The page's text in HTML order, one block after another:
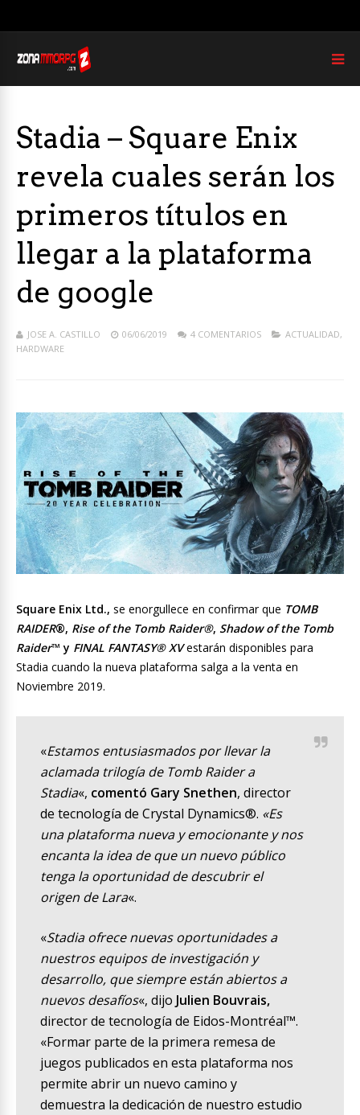
Stadia – Square Enix
revela cuales serán los
primeros títulos en
llegar a la plataforma
de google
JOSE A. CASTILLO 06/06/2019 4 COMENTARIOS ACTUALIDAD,
HARDWARE
Square Enix Ltd., se enorgullece en confirmar que TOMB
RAIDER®, Rise of the Tomb Raider®, Shadow of the Tomb
Raider™ y FINAL FANTASY® XV estarán disponibles para
Stadia cuando la nueva plataforma salga a la venta en
Noviembre 2019.
«Estamos entusiasmados por llevar la
aclamada trilogía de Tomb Raider a
Stadia«, comentó Gary Snethen, director
de tecnología de Crystal Dynamics®. «Es
una plataforma nueva y emocionante y nos
encanta la idea de que un nuevo público
tenga la oportunidad de descubrir el
origen de Lara«.
«Stadia ofrece nuevas oportunidades a
nuestros equipos de investigación y
desarrollo, que siempre están abiertos a
nuevos desafíos«, dijo Julien Bouvrais,
director de tecnología de Eidos-Montréal™.
«Formar parte de la primera remesa de
juegos publicados en esta plataforma nos
permite abrir un nuevo camino y
demuestra la dedicación de nuestro estudio